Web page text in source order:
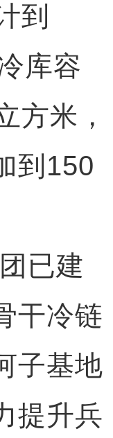
到
库容
方米，
到150
已建
干冷链
子基地
提升兵